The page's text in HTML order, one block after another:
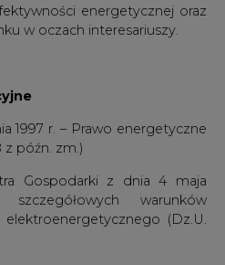
energetycznej oraz
w oczach interesariuszy.
1997 r. – Prawo energetyczne
z późn. zm.)
Gospodarki z dnia 4 maja
warunków
(Dz.U.